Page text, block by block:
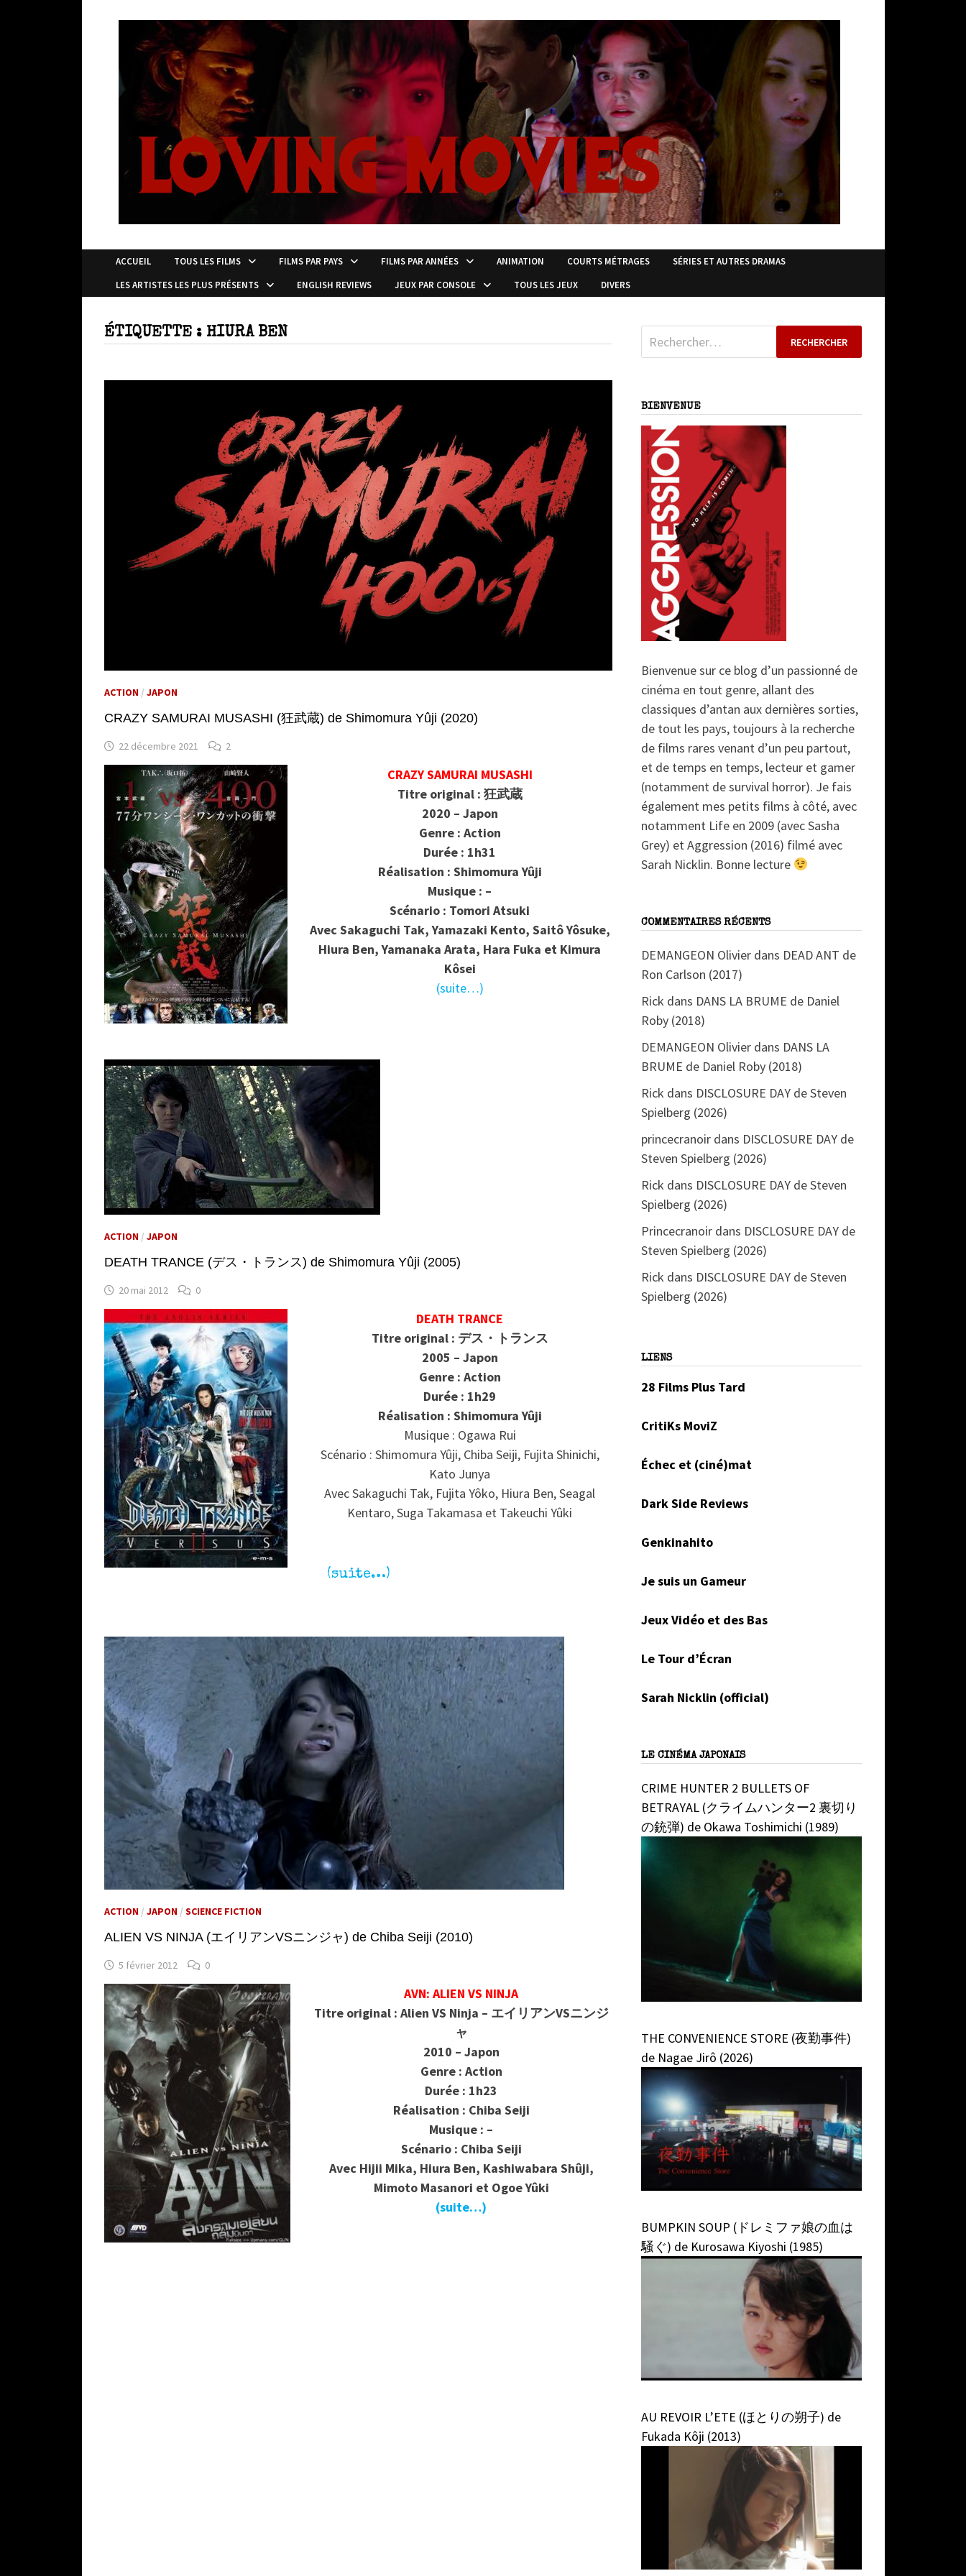
ACCUEIL TOUS LES FILMS FILMS PAR PAYS FILMS PAR ANNÉES ANIMATION COURTS MÉTRAGES
SÉRIES ET AUTRES DRAMAS
LES ARTISTES LES PLUS PRÉSENTS
ENGLISH REVIEWS JEUX PAR CONSOLE TOUS LES JEUX DIVERS
ÉTIQUETTE : HIURA BEN
ACTION /JAPON
CRAZY SAMURAI MUSASHI (狂武蔵) de Shimomura Yûji (2020)
22 décembre 2021 2
CRAZY SAMURAI MUSASHI
Titre original : 狂武蔵
2020 – Japon
Genre : Action
Durée : 1h31
Réalisation : Shimomura Yûji
Musique : –
Scénario : Tomori Atsuki
Avec Sakaguchi Tak, Yamazaki Kento, Saitô Yôsuke,
Hiura Ben, Yamanaka Arata, Hara Fuka et Kimura
Kôsei
(suite…)
ACTION /JAPON
DEATH TRANCE (デス・トランス) de Shimomura Yûji (2005)
20 mai 2012 0
DEATH TRANCE
Titre original : デス・トランス
2005 – Japon
Genre : Action
Durée : 1h29
Réalisation : ShimomuraYûji
Musique : Ogawa Rui
Scénario : Shimomura Yûji, Chiba Seiji, Fujita Shinichi,
Kato Junya
Avec Sakaguchi Tak, Fujita Yôko, Hiura Ben, Seagal
Kentaro, Suga Takamasa et Takeuchi Yûki
(suite…)
ACTION /JAPON /SCIENCE FICTION
ALIEN VS NINJA (エイリアンVSニンジャ) de Chiba Seiji (2010)
5 février 2012 0
AVN: ALIEN VS NINJA
Titre original : Alien VS Ninja – エイリアンVSニンジ
ャ
2010 – Japon
Genre : Action
Durée : 1h23
Réalisation : Chiba Seiji
Musique : –
Scénario : Chiba Seiji
Avec Hijii Mika, Hiura Ben, Kashiwabara Shûji,
Mimoto Masanori et Ogoe Yûki
(suite…)
Rechercher :
BIENVENUE
Bienvenue sur ce blog d’un passionné de
cinéma en tout genre, allant des
classiques d’antan aux dernières sorties,
de tout les pays, toujours à la recherche
de films rares venant d’un peu partout,
et de temps en temps, lecteur et gamer
(notamment de survival horror). Je fais
également mes petits films à côté, avec
notamment Life en 2009 (avec Sasha
Grey) et Aggression (2016) filmé avec
Sarah Nicklin. Bonne lecture
COMMENTAIRES RÉCENTS
DEMANGEON Olivier dans DEAD ANT de
Ron Carlson (2017)
Rick dans DANS LA BRUME de Daniel
Roby (2018)
DEMANGEON Olivier dans DANS LA
BRUME de Daniel Roby (2018)
Rick dans DISCLOSURE DAY de Steven
Spielberg (2026)
princecranoir dans DISCLOSURE DAY de
Steven Spielberg (2026)
Rick dans DISCLOSURE DAY de Steven
Spielberg (2026)
Princecranoir dans DISCLOSURE DAY de
Steven Spielberg (2026)
Rick dans DISCLOSURE DAY de Steven
Spielberg (2026)
LIENS
28 Films Plus Tard
CritiKs MoviZ
Échec et (ciné)mat
Dark Side Reviews
Genkinahito
Je suis un Gameur
Jeux Vidéo et des Bas
Le Tour d’Écran
Sarah Nicklin (official)
LE CINÉMA JAPONAIS
CRIME HUNTER 2 BULLETS OF
BETRAYAL (クライムハンター2 裏切り
の銃弾) de Okawa Toshimichi (1989)
THE CONVENIENCE STORE (夜勤事件)
de Nagae Jirô (2026)
BUMPKIN SOUP (ドレミファ娘の血は
騒ぐ) de Kurosawa Kiyoshi (1985)
AU REVOIR L’ETE (ほとりの朔子) de
Fukada Kôji (2013)